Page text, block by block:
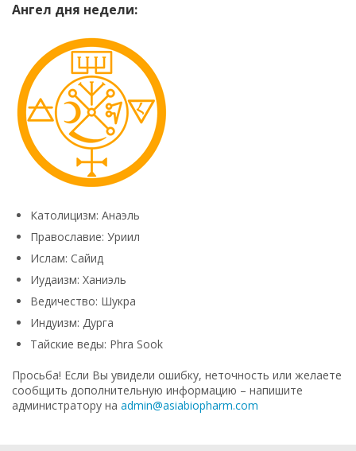
Ангел дня недели:
Католицизм: Анаэль
Православие: Уриил
Ислам: Сайид
Иудаизм: Ханиэль
Ведичество: Шукра
Индуизм: Дурга
Тайские веды: Phra Sook
Просьба! Если Вы увидели ошибку, неточность или желаете
сообщить дополнительную информацию – напишите
администратору на admin@asiabiopharm.com